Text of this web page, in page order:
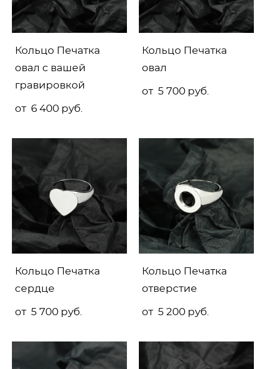
Кольцо Печатка
овал с вашей
гравировкой
от 6 400 pуб.
Кольцо Печатка
овал
от 5 700 pуб.
Кольцо Печатка
сердце
от 5 700 pуб.
Кольцо Печатка
отверстие
от 5 200 pуб.